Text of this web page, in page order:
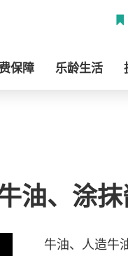
保障 乐龄生活
油、涂抹
牛油、人造牛